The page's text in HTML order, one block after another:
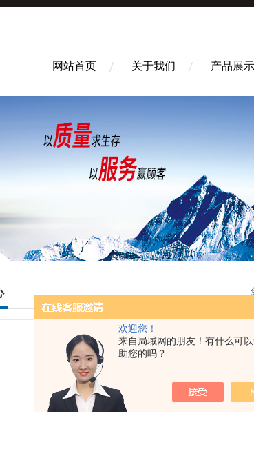
欢迎您！
来自局域网的朋友！有什么可
助您的吗？
网站首页 关于我们 产品展示